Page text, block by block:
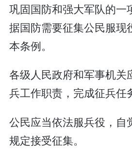
巩固国防和强大军队的一
据国防需要征集公民服现
本条例。
各级人民政府和军事机关
兵工作职责，完成征兵任
公民应当依法服兵役，自
规定接受征集。